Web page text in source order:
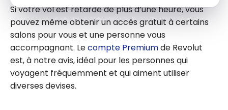
Si votre vol est retardé de plus d’une heure, vous
pouvez même obtenir un accès gratuit à certains
salons pour vous et une personne vous
accompagnant. Lecompte Premiumde Revolut
est, à notre avis, idéal pour les personnes qui
voyagent fréquemment et qui aiment utiliser
diverses devises.